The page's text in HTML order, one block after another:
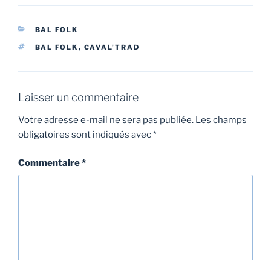
CATÉGORIES
BAL FOLK
ÉTIQUETTES
BAL FOLK , CAVAL'TRAD
Laisser un commentaire
Votre adresse e-mail ne sera pas publiée. Les champs
obligatoires sont indiqués avec*
Commentaire*